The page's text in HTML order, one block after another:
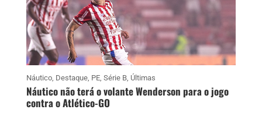
Náutico, Destaque, PE, Série B, Últimas
Náutico não terá o volante Wenderson para o jogo
contra o Atlético-GO